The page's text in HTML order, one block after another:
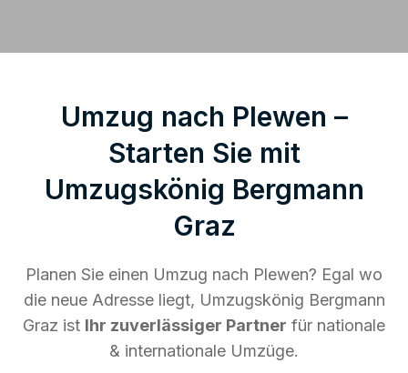
Umzug nach Plewen –
Starten Sie mit
Umzugskönig Bergmann
Graz
Planen Sie einen Umzug nach Plewen? Egal wo
die neue Adresse liegt, Umzugskönig Bergmann
Graz ist Ihr zuverlässiger Partner für nationale
& internationale Umzüge.